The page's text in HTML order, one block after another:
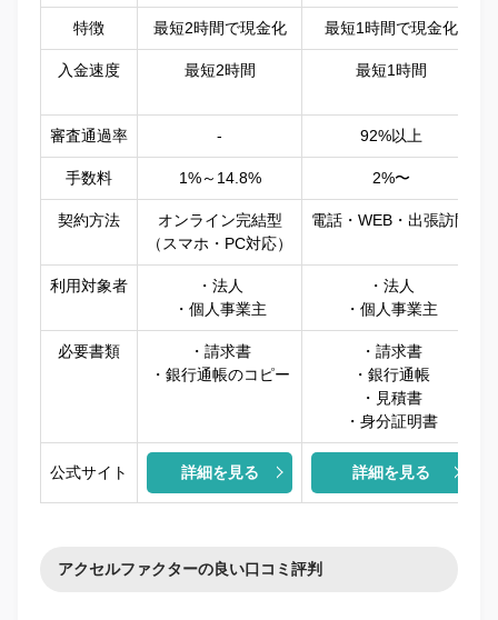
特徴 最短2時間で現金化 最短1時間で現金化
入金速度 最短2時間
最短1時間
審査通過率 ‐ 92%以上
手数料 1%～14.8% 2%〜
契約方法
オンライン完結型
（スマホ・PC対応）
電話・WEB・出張訪問
利用対象者
・法人
・個人事業主
・法人
・個人事業主
必要書類
・請求書
・銀行通帳のコピー
・請求書
・銀行通帳
・見積書
・身分証明書
公式サイト 詳細を見る 詳細を見る
アクセルファクターの良い口コミ評判